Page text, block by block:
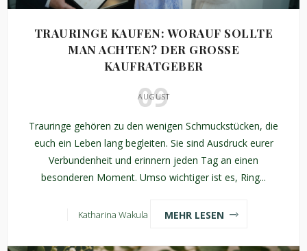
TRAURINGE KAUFEN: WORAUF SOLLTE
MAN ACHTEN? DER GROSSE K
AUFRATGEBER
09
AUGUST
Trauringe gehören zu den wenigen Schmuckstücken, die
euch ein Leben lang begleiten. Sie sind Ausdruck eurer
Verbundenheit und erinnern jeden Tag an einen
besonderen Moment. Umso wichtiger ist es, Ring...
Katharina Wakula MEHR LESEN